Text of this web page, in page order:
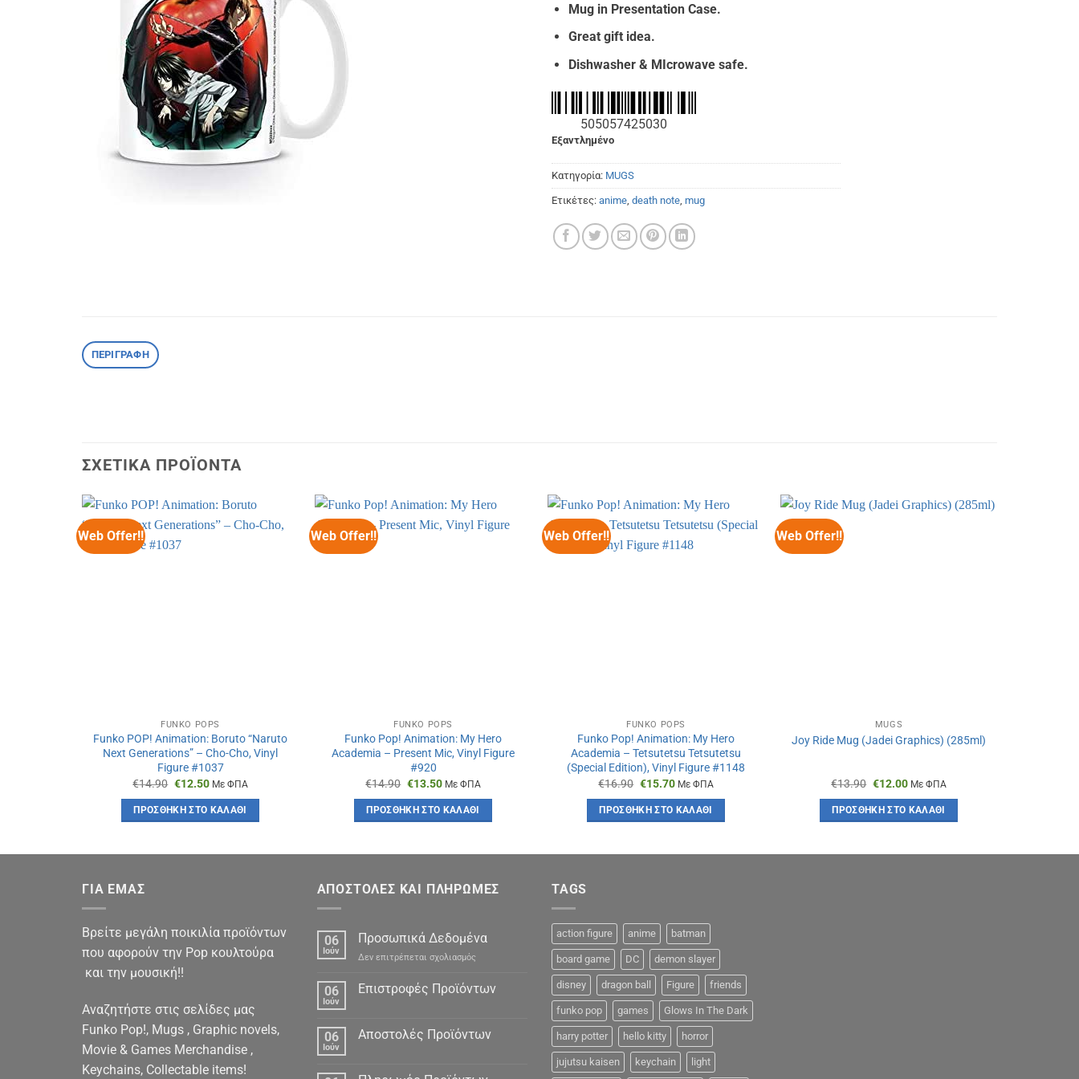
Mug in Presentation Case.
Great gift idea.
Dishwasher & MIcrowave safe.
505057425030
Εξαντλημένο
Κατηγορία: MUGS
Ετικέτες: anime death note mug
ΠΕΡΙΓΡΑΦΉ
ΣΧΕΤΙΚΆ ΠΡΟΪΌΝΤΑ
Web Offer!!
FUNKO POPS
Funko POP! Animation: Boruto “Naruto
Next Generations” – Cho-Cho, Vinyl
Figure #1037
€14.90 Original
was:
€14.90.
€12.50Η
τιμή
είναι:
Με ΦΠΑ
ΠΡΟΣΘΉΚΗ ΣΤΟ ΚΑΛΆΘΙ
Web Offer!!
FUNKO POPS
Funko Pop! Animation: My Hero
Academia – Present Mic, Vinyl Figure
#920
€14.90 Original
was:
€14.90.
€13.50Η
τιμή
είναι:
Με ΦΠΑ
ΠΡΟΣΘΉΚΗ ΣΤΟ ΚΑΛΆΘΙ
Web Offer!!
FUNKO POPS
Funko Pop! Animation: My Hero
Academia – Tetsutetsu Tetsutetsu
(Special Edition), Vinyl Figure #1148
€16.90 Original
was:
€16.90.
€15.70Η
τιμή
είναι:
Με ΦΠΑ
ΠΡΟΣΘΉΚΗ ΣΤΟ ΚΑΛΆΘΙ
Web Offer!!
MUGS
Joy Ride Mug (Jadei Graphics) (285ml)
€13.90 Original
was:
€13.90.
€12.00Η
τιμή
είναι:
Με ΦΠΑ
ΠΡΟΣΘΉΚΗ ΣΤΟ ΚΑΛΆΘΙ
ΓΙΑ ΕΜΑΣ
Βρείτε μεγάλη ποικιλία προϊόντων
που αφορούν την Pop κουλτούρα
και την μουσική!!
Αναζητήστε στις σελίδες μας
Funko Pop!, Mugs , Graphic novels,
Movie & Games Merchandise ,
Keychains, Collectable items!
ΑΠΟΣΤΟΛΕΣ ΚΑΙ ΠΛΗΡΩΜΕΣ
06
Ιούν
Προσωπικά Δεδομένα
Δεν επιτρέπεται σχολιασμόςστο
Δεδομένα
06
Ιούν
Επιστροφές Προϊόντων
06
Ιούν
Αποστολές Προϊόντων
TAGS
action figure anime batman
board game DC demon slayer
disney dragon ball Figure friends
funko pop games Glows In The Dark
harry potter hello kitty horror
jujutsu kaisen keychain light